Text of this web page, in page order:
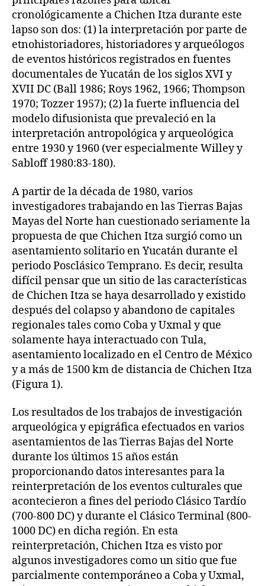
cronológicamente a Chichen Itza durante este
lapso son dos: (1) la interpretación por parte de
etnohistoriadores, historiadores y arqueólogos
de eventos históricos registrados en fuentes
documentales de Yucatán de los siglos XVI y
XVII DC (Ball 1986; Roys 1962, 1966; Thompson
1970; Tozzer 1957); (2) la fuerte influencia del
modelo difusionista que prevaleció en la
interpretación antropológica y arqueológica
entre 1930 y 1960 (ver especialmente Willey y
Sabloff 1980:83-180).
A partir de la década de 1980, varios
investigadores trabajando en las Tierras Bajas
Mayas del Norte han cuestionado seriamente la
propuesta de que Chichen Itza surgió como un
asentamiento solitario en Yucatán durante el
periodo Posclásico Temprano. Es decir, resulta
difícil pensar que un sitio de las características
de Chichen Itza se haya desarrollado y existido
después del colapso y abandono de capitales
regionales tales como Coba y Uxmal y que
solamente haya interactuado con Tula,
asentamiento localizado en el Centro de México
y a más de 1500 km de distancia de Chichen Itza
(Figura 1).
Los resultados de los trabajos de investigación
arqueológica y epigráfica efectuados en varios
asentamientos de las Tierras Bajas del Norte
durante los últimos 15 años están
proporcionando datos interesantes para la
reinterpretación de los eventos culturales que
acontecieron a fines del periodo Clásico Tardío
(700-800 DC) y durante el Clásico Terminal (800-
1000 DC) en dicha región. En esta
reinterpretación, Chichen Itza es visto por
algunos investigadores como un sitio que fue
parcialmente contemporáneo a Coba y Uxmal,